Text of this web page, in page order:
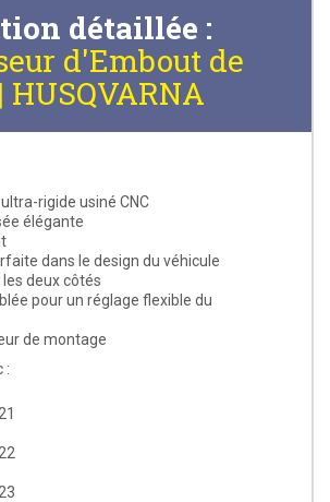
détaillée :
d'Embout de
HUSQVARNA
rigide usiné CNC
élégante
dans le design du véhicule
deux côtés
pour un réglage flexible du
de montage
: